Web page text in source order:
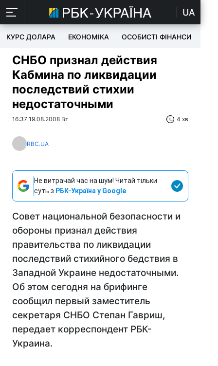
UA
КУРС ДОЛАРА ЕКОНОМІКА ОСОБИСТІ ФІНАНСИ
СНБО признал действия
Кабмина по ликвидации
последствий стихии
недостаточными
16:37 19.08.2008 Вт 4 хв
RBC.UA
Не витрачай час на шум! Читай тільки
суть з РБК-Україна у Google
Совет национальной безопасности и
обороны признал действия
правительства по ликвидации
последствий стихийного бедствия в
Западной Украине недостаточными.
Об этом сегодня на брифинге
сообщил первый заместитель
секретаря СНБО Степан Гавриш,
передает корреспондент РБК-
Украина.